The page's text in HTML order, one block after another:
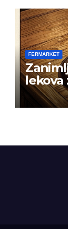
FERMARKET
lekova